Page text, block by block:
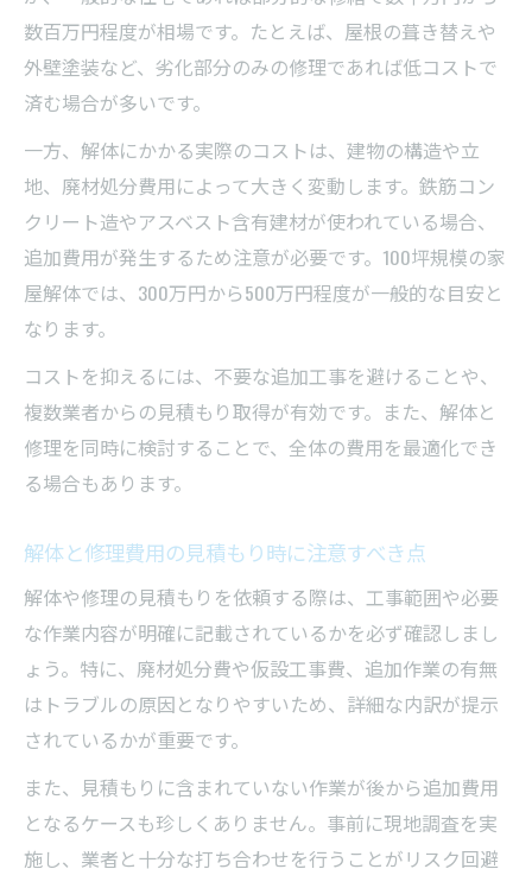
数百万円程度が相場です。たとえば、屋根の葺き替えや
外壁塗装など、劣化部分のみの修理であれば低コストで
済む場合が多いです。
一方、解体にかかる実際のコストは、建物の構造や立
地、廃材処分費用によって大きく変動します。鉄筋コン
クリート造やアスベスト含有建材が使われている場合、
追加費用が発生するため注意が必要です。100坪規模の家
屋解体では、300万円から500万円程度が一般的な目安と
なります。
コストを抑えるには、不要な追加工事を避けることや、
複数業者からの見積もり取得が有効です。また、解体と
修理を同時に検討することで、全体の費用を最適化でき
る場合もあります。
解体と修理費用の見積もり時に注意すべき点
解体や修理の見積もりを依頼する際は、工事範囲や必要
な作業内容が明確に記載されているかを必ず確認しまし
ょう。特に、廃材処分費や仮設工事費、追加作業の有無
はトラブルの原因となりやすいため、詳細な内訳が提示
されているかが重要です。
また、見積もりに含まれていない作業が後から追加費用
となるケースも珍しくありません。事前に現地調査を実
施し、業者と十分な打ち合わせを行うことがリスク回避